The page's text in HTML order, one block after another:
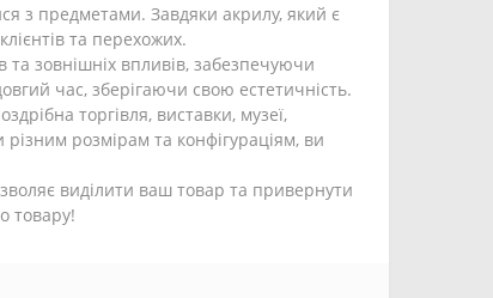
з предметами. Завдяки акрилу, який є
та перехожих.
та зовнішніх впливів, забезпечуючи
час, зберігаючи свою естетичність.
торгівля, виставки, музеї,
розмірам та конфігураціям, ви
виділити ваш товар та привернути
товару!